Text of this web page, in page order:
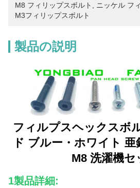
M8 フィリップスボルト ニッケル フ
M3フィリップスボルト
製品の説明
フィルプスヘックスボ
ド ブルー・ホワイト 亜
M8 洗濯機セ
1製品詳細: